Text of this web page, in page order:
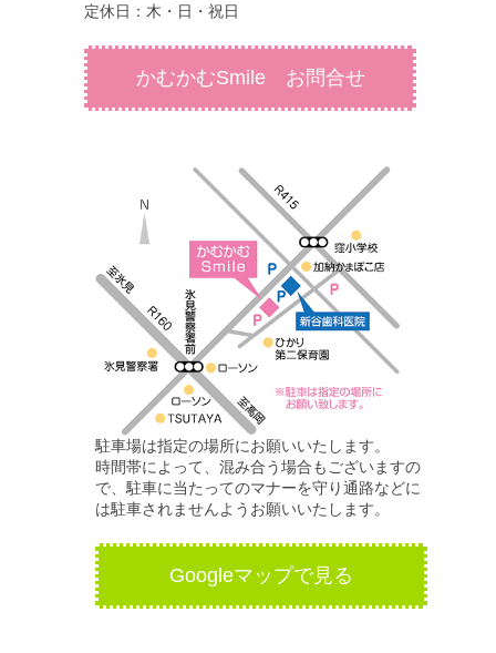
定休日：木・日・祝日
かむかむSmile お問合せ
駐車場は指定の場所にお願いいたします。
時間帯によって、混み合う場合もございますの
で、駐車に当たってのマナーを守り通路などに
は駐車されませんようお願いいたします。
Googleマップで見る